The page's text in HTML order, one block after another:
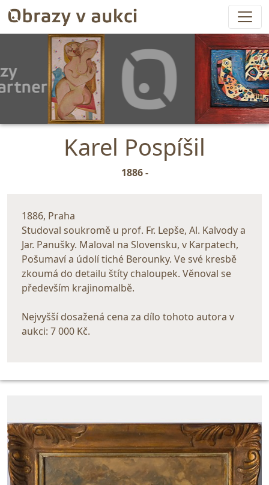
Karel Pospíšil
1886 -
1886, Praha
Studoval soukromě u prof. Fr. Lepše, Al. Kalvody a
Jar. Panušky. Maloval na Slovensku, v Karpatech,
Pošumaví a údolí tiché Berounky. Ve své kresbě
zkoumá do detailu štíty chaloupek. Věnoval se
především krajinomalbě.
Nejvyšší dosažená cena za dílo tohoto autora v
aukci: 7 000 Kč.